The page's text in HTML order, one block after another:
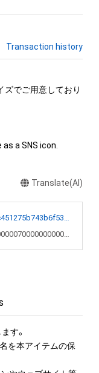
Transaction history
ズでご用意しており
a SNS icon.
Translate(AI)
0xb30fc2d754c88c451275b743b6f530f19f643683
0x000000000001000000700000000007da
ます。
を本アイテムの保